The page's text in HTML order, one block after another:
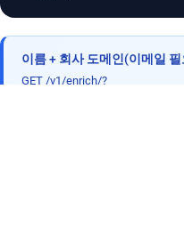
이름 + 회사 도메인(이메일
GET /v1/enrich/?